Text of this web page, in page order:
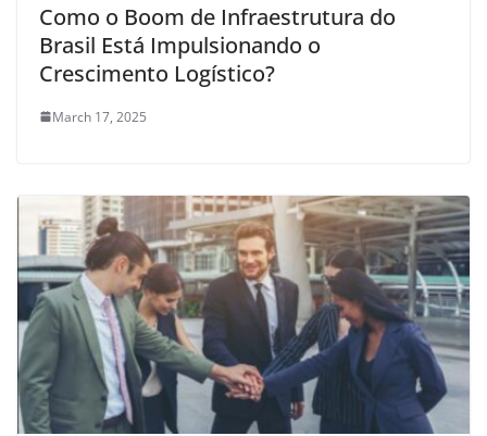
Como o Boom de Infraestrutura do
Brasil Está Impulsionando o
Crescimento Logístico?
March 17, 2025